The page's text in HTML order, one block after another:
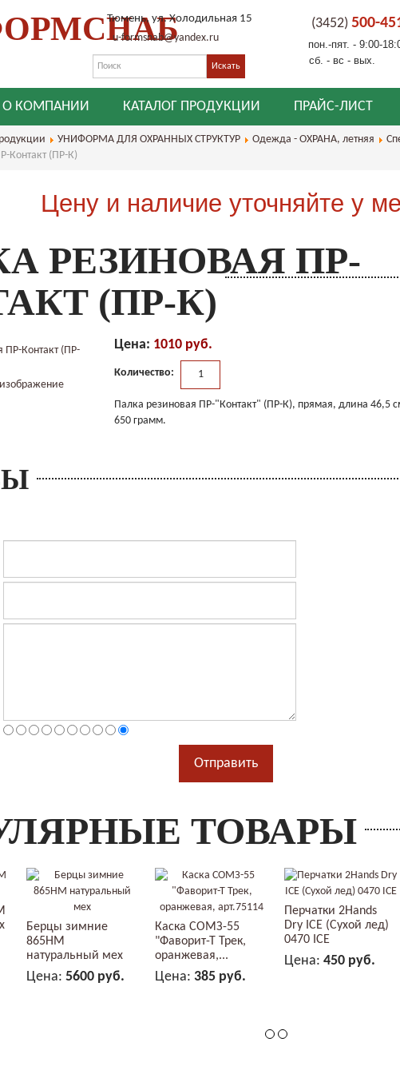
Тюмень, ул. Холодильная 15
u-formsnab@yandex.ru
(3452) 500-
пон.-пят. - 9:00-
сб. - вс - вых.
О КОМПАНИИ КАТАЛОГ ПРОДУКЦИИ ПРАЙС-ЛИСТ
УНИФОРМА ДЛЯ ОХРАННЫХ СТРУКТУР Одежда - ОХРАНА, летняя
Контакт (ПР-К)
Цену и наличие уточняйте у
РЕЗИНОВАЯ ПР-
(ПР-К)
Цена: 1010 руб.
Количество:
Палка резиновая ПР-"Контакт" (ПР-К), прямая, длина 46,5
650 грамм.
ТОВАРЫ
Берцы зимние
865НМ
натуральный мех
Цена: 5600 руб.
Каска СОМЗ-55
"Фаворит-Т Трек,
оранжевая,...
Цена:385 руб.
Перчатки 2Hands
Dry ICE (Сухой лед)
0470 ICE
Цена: 450 руб.